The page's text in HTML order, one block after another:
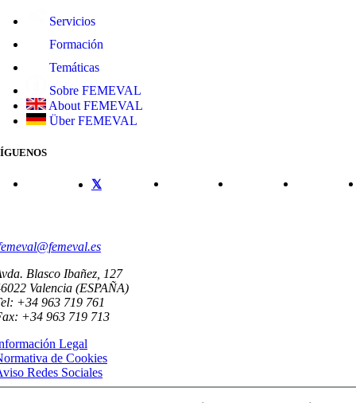
Servicios
Formación
Temáticas
Sobre FEMEVAL
About FEMEVAL
Über FEMEVAL
Blasco Ibañez, 127
Valencia (ESPAÑA)
+34 963 719 761
+34 963 719 713
Legal
de Cookies
Redes Sociales